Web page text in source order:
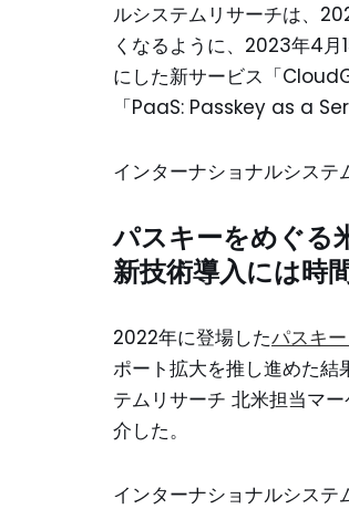
ルシステムリサーチは、
くなるように、2023年4月
にした新サービス「
「PaaS: Passkey as a
インターナショナルシス
パスキーをめぐる
新技術導入には時
2022年に登場したパスキ
ポート拡大を推し進めた結
テムリサーチ 北米担当マ
介した。
インターナショナルシス